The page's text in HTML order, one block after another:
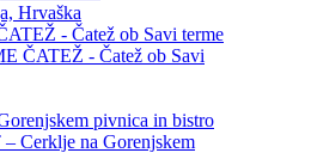
Hrvaška
ČATEŽ - Čatež ob Savi
Cerklje na Gorenjskem